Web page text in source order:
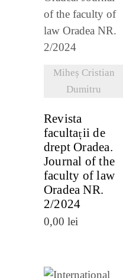
Miheș Cristian
Dumitru
VEZI
DETALII
Revista
facultații de
drept Oradea.
Journal of the
faculty of law
Oradea NR.
2/2024
0,00 lei